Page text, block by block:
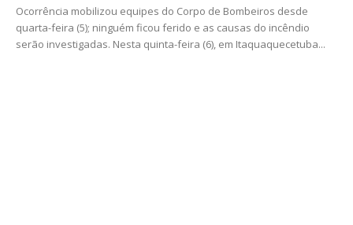
Ocorrência mobilizou equipes do Corpo de Bombeiros desde
quarta-feira (5); ninguém ficou ferido e as causas do incêndio
serão investigadas. Nesta quinta-feira (6), em Itaquaquecetuba...